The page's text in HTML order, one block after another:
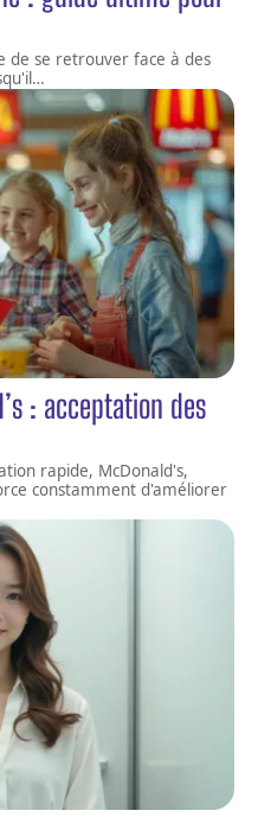
de se retrouver face à des
…
: acceptation des
rapide, McDonald's,
constamment d'améliorer